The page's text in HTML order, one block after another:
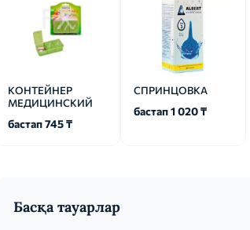
КОНТЕЙНЕР
МЕДИЦИНСКИЙ
бастап 745 ₸
СПРИНЦОВКА
бастап 1 020 ₸
Басқа тауарлар